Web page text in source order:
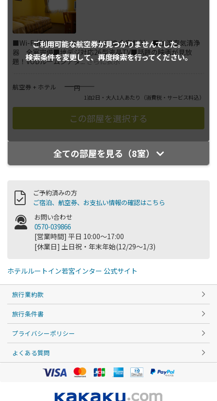
ご利用可能な航空券が見つかりませんでした。
検索条件を変更して、再度検索を行ってください。
■Wi-Fi接続・インターネット回線 全室無料 ■加湿空気清浄
器 全室完備■地デジ対応26型液晶TV■話題の映画が見放
題！VODルームシアタ... さらに表示
航空券 + ホテル ――――円
1泊2日・大人1人あたり （消費税・サービス料込）
全ての部屋を見る（8室）
ご予約済みの方
ご宿泊、航空券、お支払い情報の確認はこちら
お問い合わせ
0570-039866
[営業時間] 平日 10:00～17:00
[休業日] 土日祝・年末年始(12/29～1/3)
ホテルルートイン若宮インター 公式サイト
旅行業約款
旅行条件書
プライバシーポリシー
よくある質問